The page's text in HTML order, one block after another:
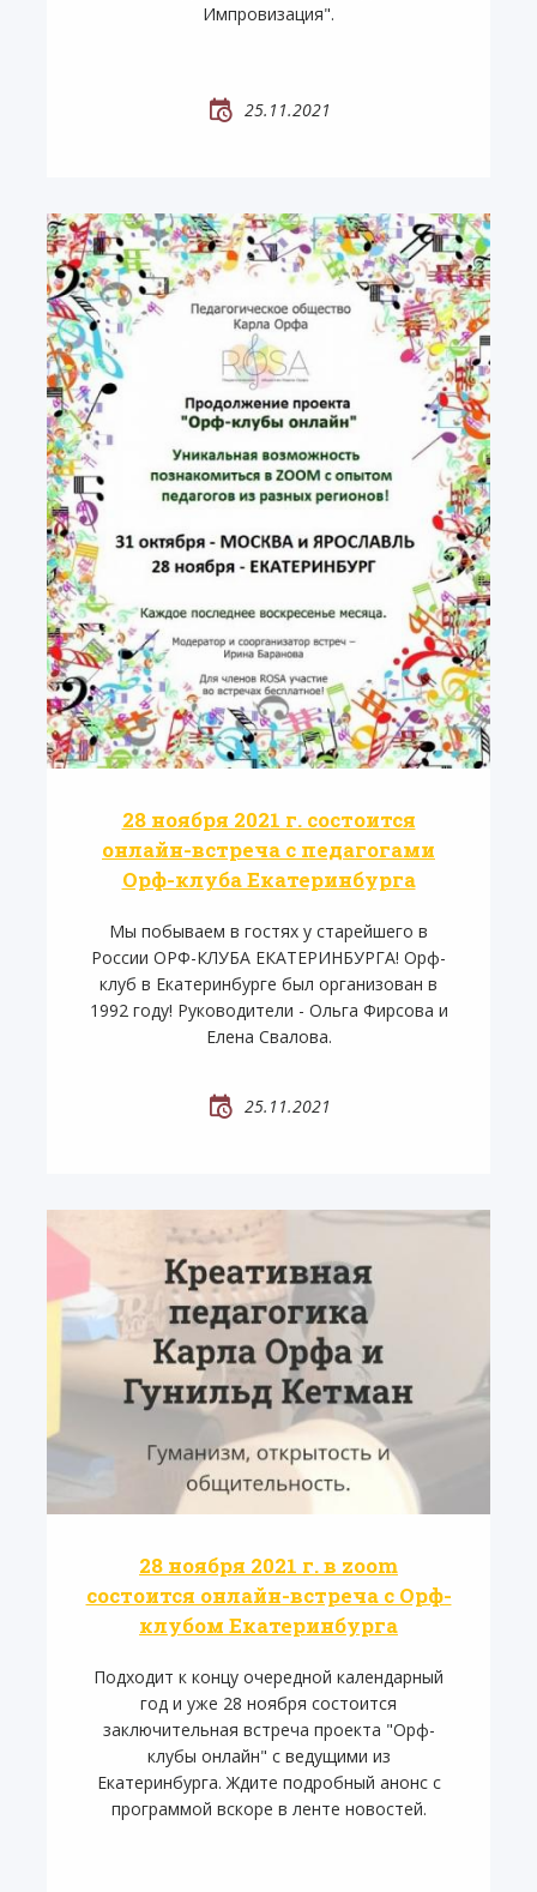
Импровизация".
25.11.2021
28 ноября 2021 г. состоится
онлайн-встреча с педагогами
Орф-клуба Екатеринбурга
Мы побываем в гостях у старейшего в
России ОРФ-КЛУБА ЕКАТЕРИНБУРГА! Орф-
клуб в Екатеринбурге был организован в
1992 году! Руководители - Ольга Фирсова и
Елена Свалова.
25.11.2021
28 ноября 2021 г. в zoom
состоится онлайн-встреча с Орф-
клубом Екатеринбурга
Подходит к концу очередной календарный
год и уже 28 ноября состоится
заключительная встреча проекта "Орф-
клубы онлайн" с ведущими из
Екатеринбурга. Ждите подробный анонс с
программой вскоре в ленте новостей.